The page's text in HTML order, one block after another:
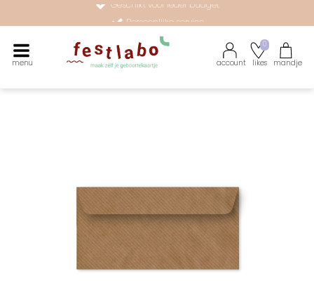
Maak zélf je geboortekaartje met onze illustraties
menu account likes
0
mandje